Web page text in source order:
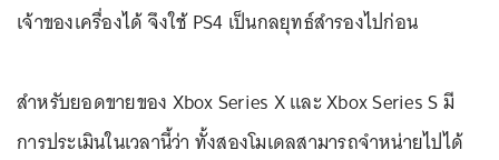
เจ้าของเครื่องได้ จึงใช้ PS4 เป็นกลยุทธ์สำรองไปก่อน
สำหรับยอดขายของ Xbox Series X และ Xbox Series S มี
การประเมินในเวลานี้ว่า ทั้งสองโมเดลสามารถจำหน่ายไปได้